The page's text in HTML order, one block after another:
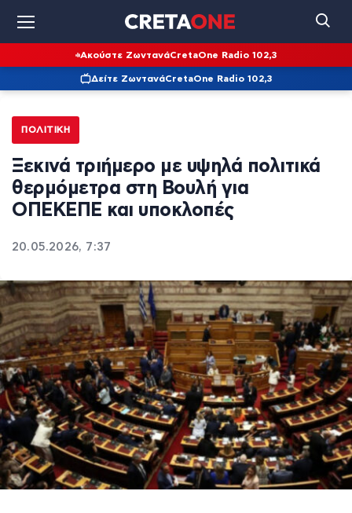
Ακούστε ΖωντανάCretaOne Radio 102,3
Δείτε ΖωντανάCretaOne Radio 102,3
ΠΟΛΙΤΙΚΉ
Ξεκινά τριήμερο με υψηλά πολιτικά
θερμόμετρα στη Βουλή για
ΟΠΕΚΕΠΕ και υποκλοπές
20.05.2026, 7:37